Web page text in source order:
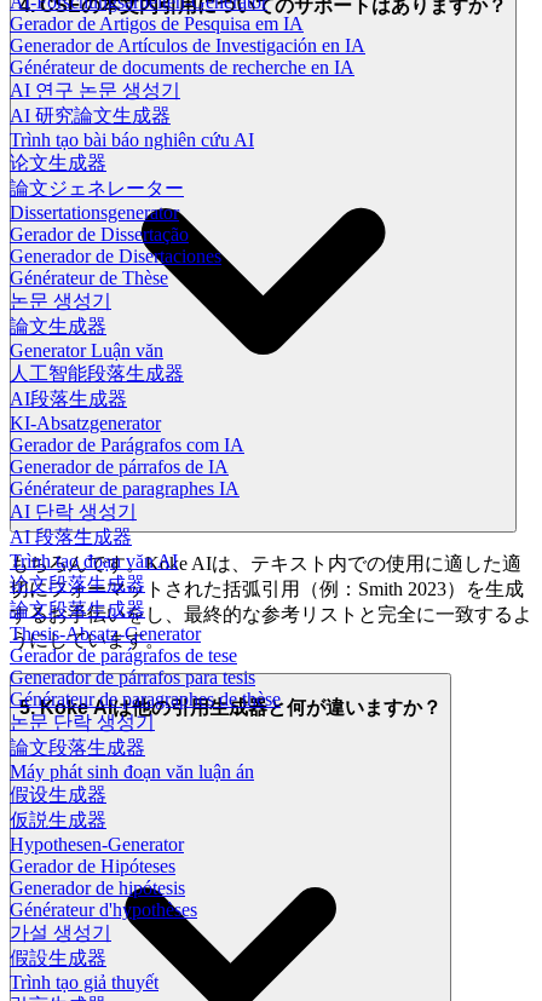
Gerador de Artigos de Pesquisa em IA
Generador de Artículos de Investigación en IA
Générateur de documents de recherche en IA
AI 연구 논문 생성기
AI 研究論文生成器
Trình tạo bài báo nghiên cứu AI
论文生成器
論文ジェネレーター
Dissertationsgenerator
Gerador de Dissertação
Generador de Disertaciones
Générateur de Thèse
논문 생성기
論文生成器
Generator Luận văn
人工智能段落生成器
AI段落生成器
KI-Absatzgenerator
Gerador de Parágrafos com IA
Generador de párrafos de IA
Générateur de paragraphes IA
AI 단락 생성기
AI 段落生成器
Trình tạo đoạn văn AI
论文段落生成器
論文段落生成器
Thesis-Absatz-Generator
Gerador de parágrafos de tese
Generador de párrafos para tesis
Générateur de paragraphes de thèse
논문 단락 생성기
論文段落生成器
Máy phát sinh đoạn văn luận án
假设生成器
仮説生成器
Hypothesen-Generator
Gerador de Hipóteses
Generador de hipótesis
Générateur d'hypothèses
가설 생성기
假設生成器
Trình tạo giả thuyết
4. CSEの本文内引用についてのサポートはありますか？
もちろんです。Koke AIは、テキスト内での使用に適した適
切にフォーマットされた括弧引用（例：Smith 2023）を生成
するお手伝いをし、最終的な参考リストと完全に一致するよ
うにしています。
5. Koke AIは他の引用生成器と何が違いますか？